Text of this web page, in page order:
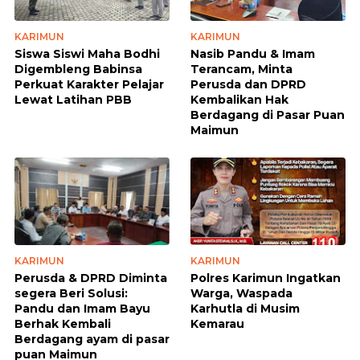
KARIMUN
Siswa Siswi Maha Bodhi
Digembleng Babinsa
Perkuat Karakter Pelajar
Lewat Latihan PBB
KARIMUN
Nasib Pandu & Imam
Terancam, Minta
Perusda dan DPRD
Kembalikan Hak
Berdagang di Pasar Puan
Maimun
KARIMUN
Perusda & DPRD Diminta
segera Beri Solusi:
Pandu dan Imam Bayu
Berhak Kembali
Berdagang ayam di pasar
puan Maimun
KARIMUN
Polres Karimun Ingatkan
Warga, Waspada
Karhutla di Musim
Kemarau